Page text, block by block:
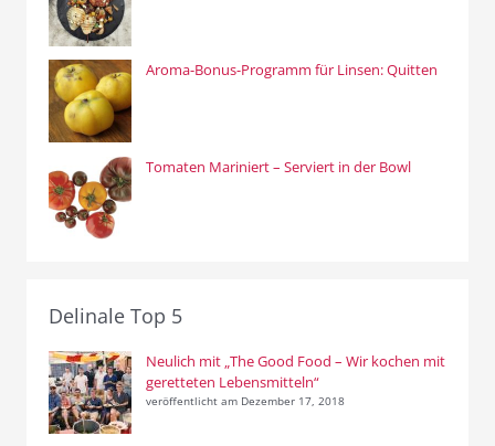
Aroma-Bonus-Programm für Linsen: Quitten
Tomaten Mariniert – Serviert in der Bowl
Delinale Top 5
Neulich mit „The Good Food – Wir kochen mit
geretteten Lebensmitteln“
veröffentlicht am Dezember 17, 2018